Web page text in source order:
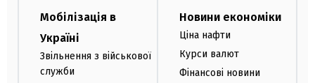
Мобілізація в
Україні
Звільнення з військової
служби
Новини економіки
Ціна нафти
Курси валют
Фінансові новини